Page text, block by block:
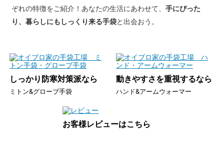
ぞれの特徴をご紹介！あなたの生活にあわせて、 手にぴった
り、暮らしにもしっくり来る手袋と出会おう。
しっかり防寒対策派なら
ミトン&グローブ手袋
動きやすさを重視するなら
ハンド&アームウォーマー
お客様レビューはこちら